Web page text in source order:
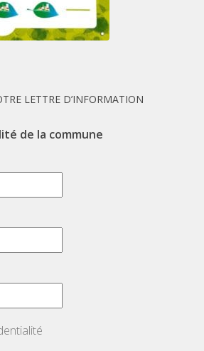
LETTRE D’INFORMATION
de la commune